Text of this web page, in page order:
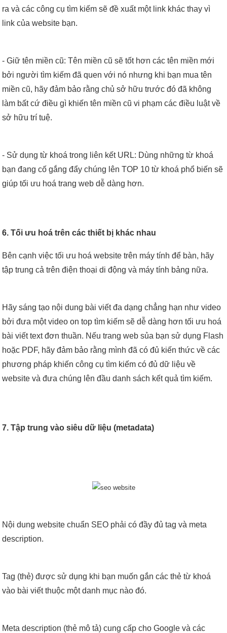
ra và các công cụ tìm kiếm sẽ đề xuất một link khác thay vì
link của website bạn.
- Giữ tên miền cũ: Tên miền cũ sẽ tốt hơn các tên miền mới
bởi người tìm kiếm đã quen với nó nhưng khi bạn mua tên
miền cũ, hãy đảm bảo rằng chủ sở hữu trước đó đã không
làm bất cứ điều gì khiến tên miền cũ vi phạm các điều luật về
sở hữu trí tuệ.
- Sử dụng từ khoá trong liên kết URL: Dùng những từ khoá
bạn đang cố gắng đẩy chúng lên TOP 10 từ khoá phổ biến sẽ
giúp tối ưu hoá trang web dễ dàng hơn.
6. Tối ưu hoá trên các thiết bị khác nhau
Bên cạnh việc tối ưu hoá website trên máy tính để bàn, hãy
tập trung cả trên điện thoại di động và máy tính bảng nữa.
Hãy sáng tạo nội dung bài viết đa dạng chẳng hạn như video
bởi đưa một video on top tìm kiếm sẽ dễ dàng hơn tối ưu hoá
bài viết text đơn thuần. Nếu trang web sủa bạn sử dụng Flash
hoặc PDF, hãy đảm bảo rằng mình đã có đủ kiến thức về các
phương pháp khiến công cụ tìm kiếm có đủ dữ liệu về
website và đưa chúng lên đầu danh sách kết quả tìm kiếm.
7. Tập trung vào siêu dữ liệu (metadata)
Nội dung website chuẩn SEO phải có đầy đủ tag và meta
description.
Tag (thẻ) được sử dụng khi bạn muốn gắn các thẻ từ khoá
vào bài viết thuộc một danh mục nào đó.
Meta description (thẻ mô tả) cung cấp cho Google và các